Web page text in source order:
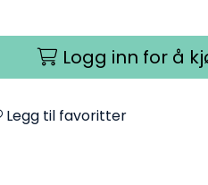
Logg inn for å
Legg til favoritter